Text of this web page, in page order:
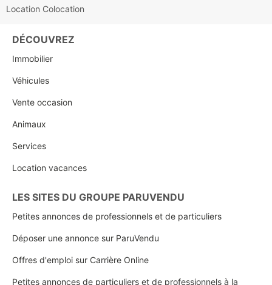
Location Colocation
DÉCOUVREZ
Immobilier
Véhicules
Vente occasion
Animaux
Services
Location vacances
LES SITES DU GROUPE PARUVENDU
Petites annonces de professionnels et de particuliers
Déposer une annonce sur ParuVendu
Offres d'emploi sur Carrière Online
Petites annonces de particuliers et de professionnels à la